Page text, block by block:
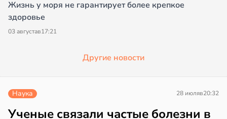
Жизнь у моря не гарантирует более крепкое
здоровье
03 августав17:21
Другие новости
Наука 28 июляв20:32
Ученые связали частые болезни в